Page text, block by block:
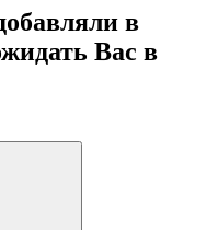
в
Вас в